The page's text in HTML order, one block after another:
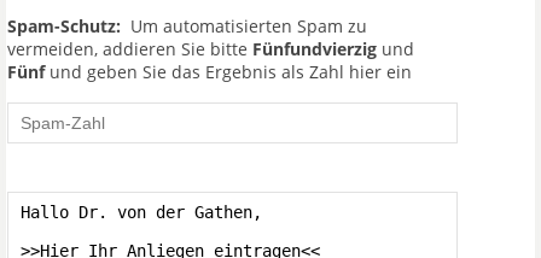
Spam-Schutz: Um automatisierten Spam zu
vermeiden, addieren Sie bitte Fünfundvierzig und
Fünfund geben Sie das Ergebnis als Zahl hier ein